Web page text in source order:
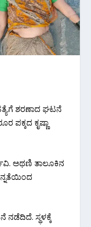
ಶರಣಾದ ಘಟನೆ
ಪಕ್ಕದ ಕೃಷ್ಣಾ
ಅಥಣಿ ತಾಲೂಕಿನ
ನಡೆದಿದೆ. ಸ್ಥಳಕ್ಕೆ